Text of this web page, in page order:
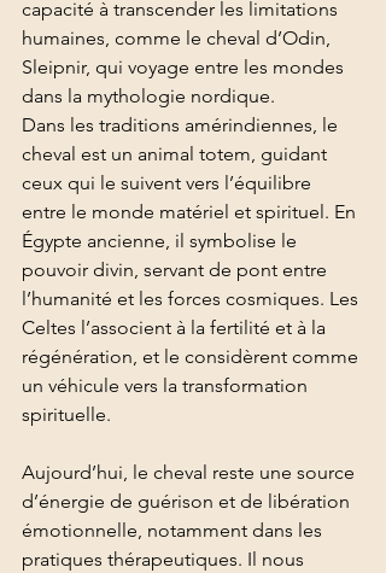
capacité à transcender les limitations
humaines, comme le cheval d’Odin,
Sleipnir, qui voyage entre les mondes
dans la mythologie nordique.
Dans les traditions amérindiennes, le
cheval est un animal totem, guidant
ceux qui le suivent vers l’équilibre
entre le monde matériel et spirituel. En
Égypte ancienne, il symbolise le
pouvoir divin, servant de pont entre
l’humanité et les forces cosmiques. Les
Celtes l’associent à la fertilité et à la
régénération, et le considèrent comme
un véhicule vers la transformation
spirituelle.
Aujourd’hui, le cheval reste une source
d’énergie de guérison et de libération
émotionnelle, notamment dans les
pratiques thérapeutiques. Il nous